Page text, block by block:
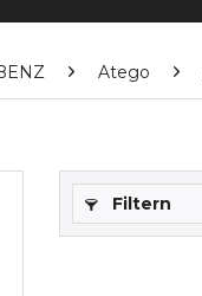
Atego
Filtern